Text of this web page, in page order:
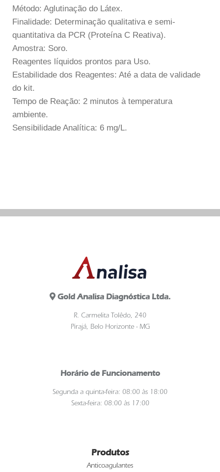
Método: Aglutinação do Látex.
Finalidade: Determinação qualitativa e semi-
quantitativa da PCR (Proteína C Reativa).
Amostra: Soro.
Reagentes líquidos prontos para Uso.
Estabilidade dos Reagentes: Até a data de validade
do kit.
Tempo de Reação: 2 minutos à temperatura
ambiente.
Sensibilidade Analítica: 6 mg/L.
Gold Analisa Diagnóstica Ltda.
R. Carmelita Tolêdo, 240
Pirajá, Belo Horizonte - MG
Horário de Funcionamento
Segunda a quinta-feira: 08:00 às 18:00
Sexta-feira: 08:00 às 17:00
Produtos
Anticoagulantes